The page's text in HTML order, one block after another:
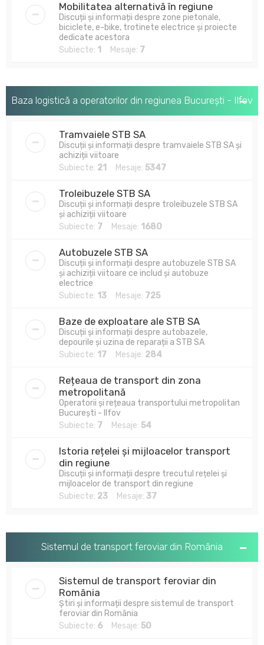
Mobilitatea alternativă în regiune
Discuții și informații despre zone pietonale,
biciclete, e-bike, trotinete electrice și proiecte
dedicate acestora
Subiecte: 1 Mesaje: 7
Baza logistică a operatorilor din regiunea București - Ilfov
Tramvaiele STB SA
Discuții și informații despre tramvaiele STB SA și
achiziții viitoare
Subiecte: 21 Mesaje: 5347
Troleibuzele STB SA
Discuții și informații despre troleibuzele STB SA
și achiziții viitoare
Subiecte: 7 Mesaje: 1680
Autobuzele STB SA
Discuții și informații despre autobuzele STB SA
și achiziții viitoare ce includ și autobuze
electrice
Subiecte: 13 Mesaje: 725
Baze de exploatare ale STB SA
Discuții și informații despre autobazele,
depourile și uzina de reparații a STB SA
Subiecte: 17 Mesaje: 284
Rețeaua de transport din zona
metropolitană
Operatorii și rețeaua transportului metropolitan
București - Ilfov
Subiecte: 7 Mesaje: 54
Istoria rețelei și mijloacelor transport
din regiune
Discuții și informații despre trecutul rețelei și
mijloacelor de transport din regiune
Subiecte: 23 Mesaje: 37
Sistemul de transport feroviar din România
Sistemul de transport feroviar din
România
Știri și informații despre sistemul de transport
feroviar din România
Subiecte: 6 Mesaje: 50